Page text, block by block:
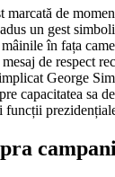
marcată de
un gest
în fața
de respect
George
capacitatea sa
funcții